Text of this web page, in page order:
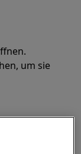
um sie